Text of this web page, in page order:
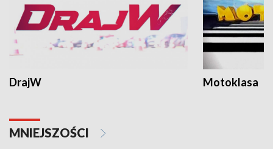
DrajW Motoklasa
MNIEJSZOŚCI